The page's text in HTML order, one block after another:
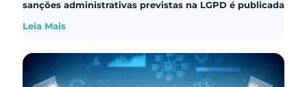
sanções administrativas previstas na LGPD é publicada
Leia Mais